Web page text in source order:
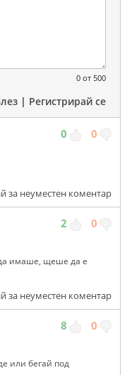
0 от 500
| Регистрирай се
0 0
за неуместен коментар
2 0
да имаше, щеше да е
за неуместен коментар
8 0
или бегай под